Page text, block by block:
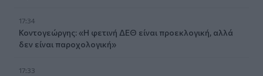
17:34
Κοντογεώργης: «Η φετινή ΔΕΘ είναι προεκλογική, αλλά
δεν είναι παροχολογική»
17:33